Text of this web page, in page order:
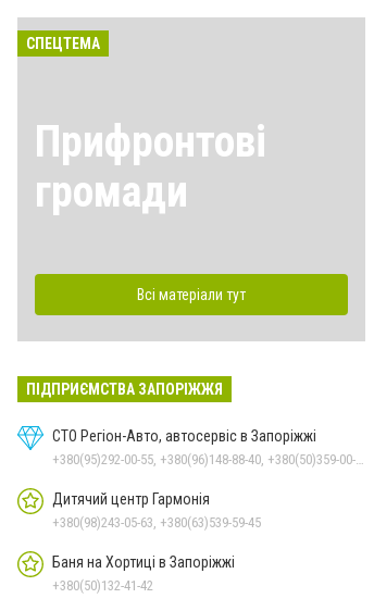
СПЕЦТЕМА
Прифронтові
громади
Всі матеріали тут
ПІДПРИЄМСТВА ЗАПОРІЖЖЯ
СТО Регіон-Авто, автосервіс в Запоріжжі
Дитячий центр Гармонія
+380(98)243-05-63, +380(63)539-59-45
Баня на Хортиці в Запоріжжі
+380(50)132-41-42